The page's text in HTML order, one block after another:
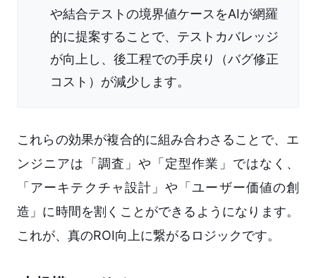
や結合テストの境界値ケースをAIが網羅
的に提案することで、テストカバレッジ
が向上し、後工程での手戻り（バグ修正
コスト）が減少します。
これらの効果が複合的に組み合わさることで、エ
ンジニアは「調査」や「定型作業」ではなく、
「アーキテクチャ設計」や「ユーザー価値の創
造」に時間を割くことができるようになります。
これが、真のROI向上に繋がるロジックです。